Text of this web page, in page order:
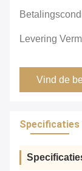
Levering
Vind de
Specificaties